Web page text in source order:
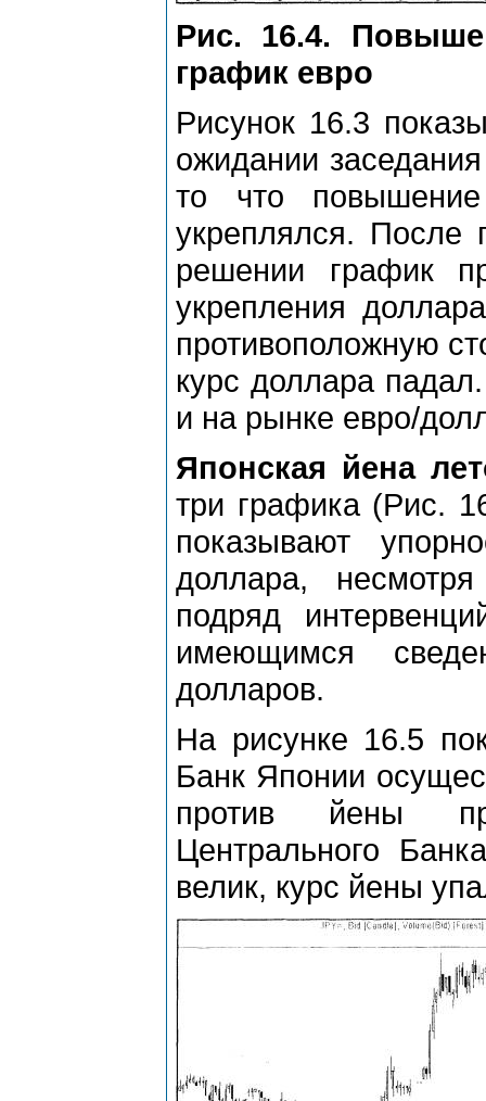
Рис. 16.4.
график евро
Рисунок 16.3
ожидании
то что
укреплялся. После
решении график
укрепления
противоположную
курс доллара
и на рынке евро/
Японская йена
три графика (Рис.
показывают
доллара,
подряд
имеющимся
долларов.
На рисунке 16.5
Банк Японии
против йены
Центрального
велик, курс йены